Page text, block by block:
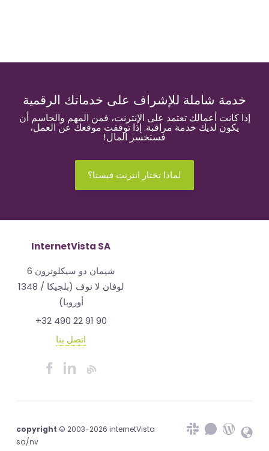
خدمة شاملة للإشراف على خدماتك الرقمية
إذا كانت أعمالك تعتمد على الإنترنت، فمن المهم والحاسم أن
يكون لديك خدمة مراقبة. إذا توقفت موقعك عن العمل،
فستخسر المال!
لماذا تختار انترنت فيستا؟
InternetVista SA
شيمان دو سيكلوترون 6
1348 لوفان لا نوف (بلجيكا /
أوروبا)
+32 490 22 91 90
اتصل بنا
copyright © 2003-2026 internetVista
sa/nv